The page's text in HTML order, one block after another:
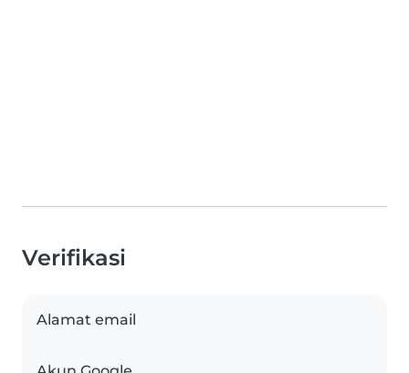
Verifikasi
Alamat email